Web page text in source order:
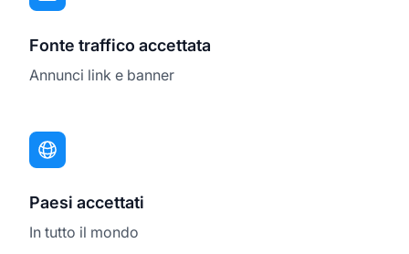
Fonte traffico accettata
Annunci link e banner
Paesi accettati
In tutto il mondo